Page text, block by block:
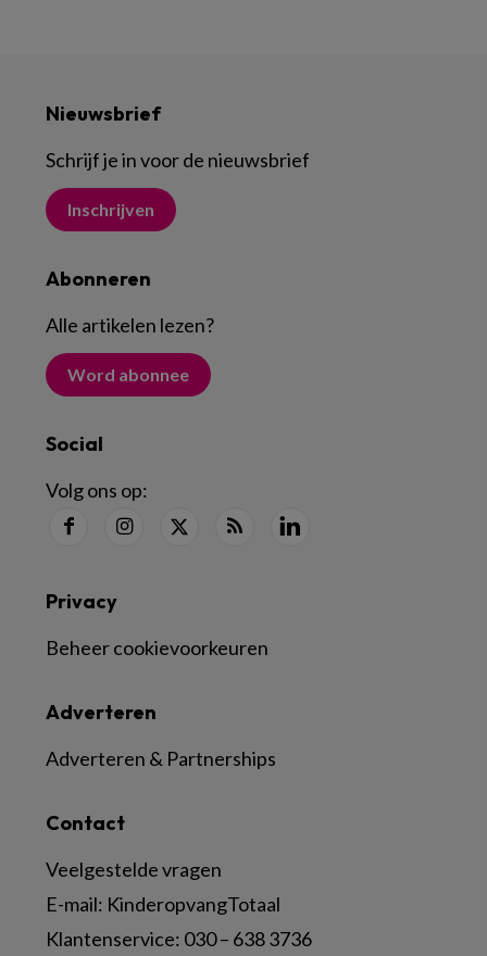
Nieuwsbrief
Schrijf je in voor de nieuwsbrief
Inschrijven
Abonneren
Alle artikelen lezen?
Word abonnee
Social
Volg ons op:
Contact
Veelgestelde vragen
E-mail: KinderopvangTotaal
Klantenservice: 030 – 638 3736
Adverteren
Adverteren & Partnerships
Privacy
Beheer cookievoorkeuren